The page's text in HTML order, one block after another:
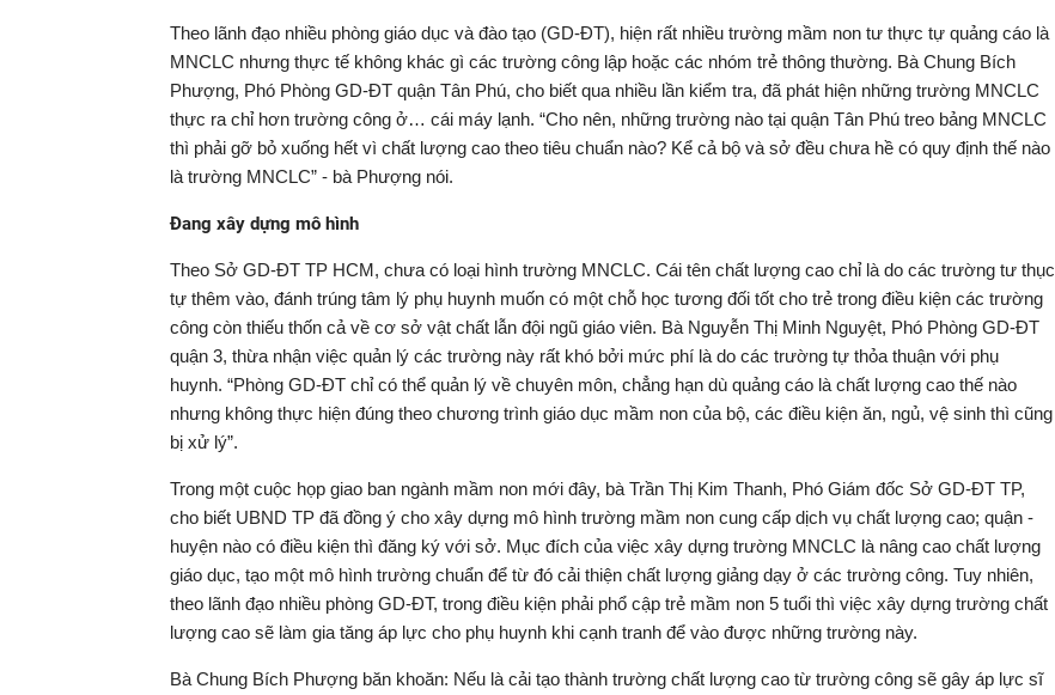
Theo lãnh đạo nhiều phòng giáo dục và đào tạo (GD-ĐT), hiện rất nhiều trường mầm non tư thực tự quảng cáo là
MNCLC nhưng thực tế không khác gì các trường công lập hoặc các nhóm trẻ thông thường. Bà Chung Bích
Phượng, Phó Phòng GD-ĐT quận Tân Phú, cho biết qua nhiều lần kiểm tra, đã phát hiện những trường MNCLC
thực ra chỉ hơn trường công ở… cái máy lạnh. “Cho nên, những trường nào tại quận Tân Phú treo bảng MNCLC
thì phải gỡ bỏ xuống hết vì chất lượng cao theo tiêu chuẩn nào? Kể cả bộ và sở đều chưa hề có quy định thế nào
là trường MNCLC” - bà Phượng nói.
Đang xây dựng mô hình
Theo Sở GD-ĐT TP HCM, chưa có loại hình trường MNCLC. Cái tên chất lượng cao chỉ là do các trường tư thục
tự thêm vào, đánh trúng tâm lý phụ huynh muốn có một chỗ học tương đối tốt cho trẻ trong điều kiện các trường
công còn thiếu thốn cả về cơ sở vật chất lẫn đội ngũ giáo viên. Bà Nguyễn Thị Minh Nguyệt, Phó Phòng GD-ĐT
quận 3, thừa nhận việc quản lý các trường này rất khó bởi mức phí là do các trường tự thỏa thuận với phụ
huynh. “Phòng GD-ĐT chỉ có thể quản lý về chuyên môn, chẳng hạn dù quảng cáo là chất lượng cao thế nào
nhưng không thực hiện đúng theo chương trình giáo dục mầm non của bộ, các điều kiện ăn, ngủ, vệ sinh thì cũng
bị xử lý”.
Trong một cuộc họp giao ban ngành mầm non mới đây, bà Trần Thị Kim Thanh, Phó Giám đốc Sở GD-ĐT TP,
cho biết UBND TP đã đồng ý cho xây dựng mô hình trường mầm non cung cấp dịch vụ chất lượng cao; quận -
huyện nào có điều kiện thì đăng ký với sở. Mục đích của việc xây dựng trường MNCLC là nâng cao chất lượng
giáo dục, tạo một mô hình trường chuẩn để từ đó cải thiện chất lượng giảng dạy ở các trường công. Tuy nhiên,
theo lãnh đạo nhiều phòng GD-ĐT, trong điều kiện phải phổ cập trẻ mầm non 5 tuổi thì việc xây dựng trường chất
lượng cao sẽ làm gia tăng áp lực cho phụ huynh khi cạnh tranh để vào được những trường này.
Bà Chung Bích Phượng băn khoăn: Nếu là cải tạo thành trường chất lượng cao từ trường công sẽ gây áp lực sĩ